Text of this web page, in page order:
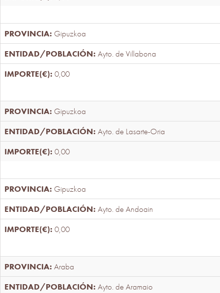
Gipuzkoa
Ayto. de Villabona
0,00
Gipuzkoa
Ayto. de Lasarte-Oria
0,00
Gipuzkoa
Ayto. de Andoain
0,00
Araba
Ayto. de Aramaio